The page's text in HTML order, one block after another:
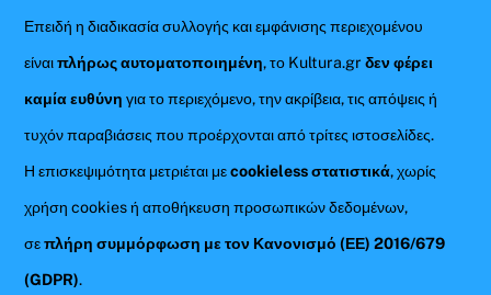
Επειδή η διαδικασία συλλογής και εμφάνισης περιεχομένου
είναιπλήρως αυτοματοποιημένη, το Kultura.grδεν φέρει
καμία ευθύνη για το περιεχόμενο, την ακρίβεια, τις απόψεις ή
τυχόν παραβιάσεις που προέρχονται από τρίτες ιστοσελίδες.
Η επισκεψιμότητα μετριέται μεcookieless στατιστικά, χωρίς
χρήση cookies ή αποθήκευση προσωπικών δεδομένων,
σεπλήρη συμμόρφωση με τον Κανονισμό (ΕΕ) 2016/679
(GDPR).